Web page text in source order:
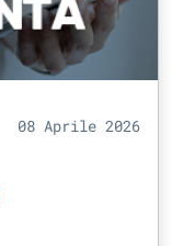
08 Aprile 2026